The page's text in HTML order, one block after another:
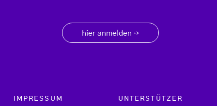
hier anmelden →
Footer menu
IMPRESSUM
UNTERSTÜTZER